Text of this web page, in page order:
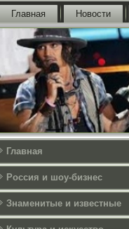
Главная Новости
Главная
Россия и шоу-бизнес
Знаменитые и известные